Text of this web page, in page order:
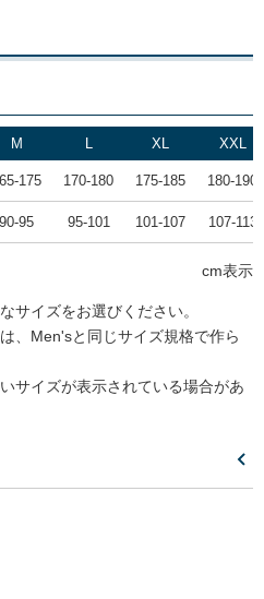
M L XL XXL
175 170-180 175-185 180-190
90-95 95-101 101-107 107-113
cm表示
サイズをお選びください。
、Men'sと同じサイズ規格で作ら
サイズが表示されている場合があ